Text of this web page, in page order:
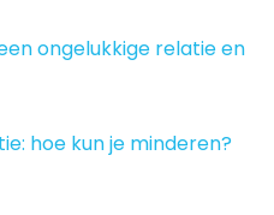
ongelukkige relatie en
hoe kun je minderen?